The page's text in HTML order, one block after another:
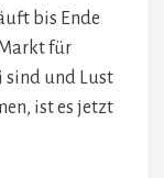
bis Ende
für
sind und Lust
ist es jetzt